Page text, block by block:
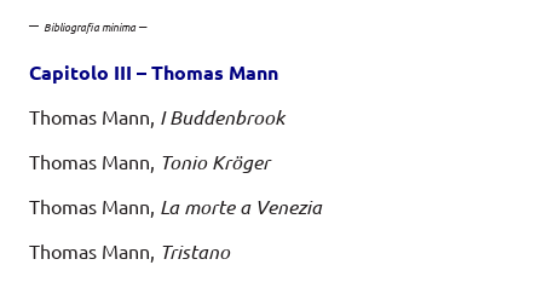
– Bibliografia minima–
Capitolo III –Thomas Mann
Thomas Mann, I Buddenbrook
Thomas Mann, Tonio Kröger
Thomas Mann, La morte a Venezia
Thomas Mann, Tristano